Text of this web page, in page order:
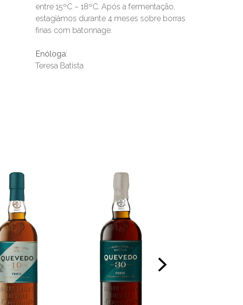
entre 15ºC – 18ºC. Após a fermentação,
estagiámos durante 4 meses sobre borras
finas com batonnage.
Enóloga:
Teresa Batista